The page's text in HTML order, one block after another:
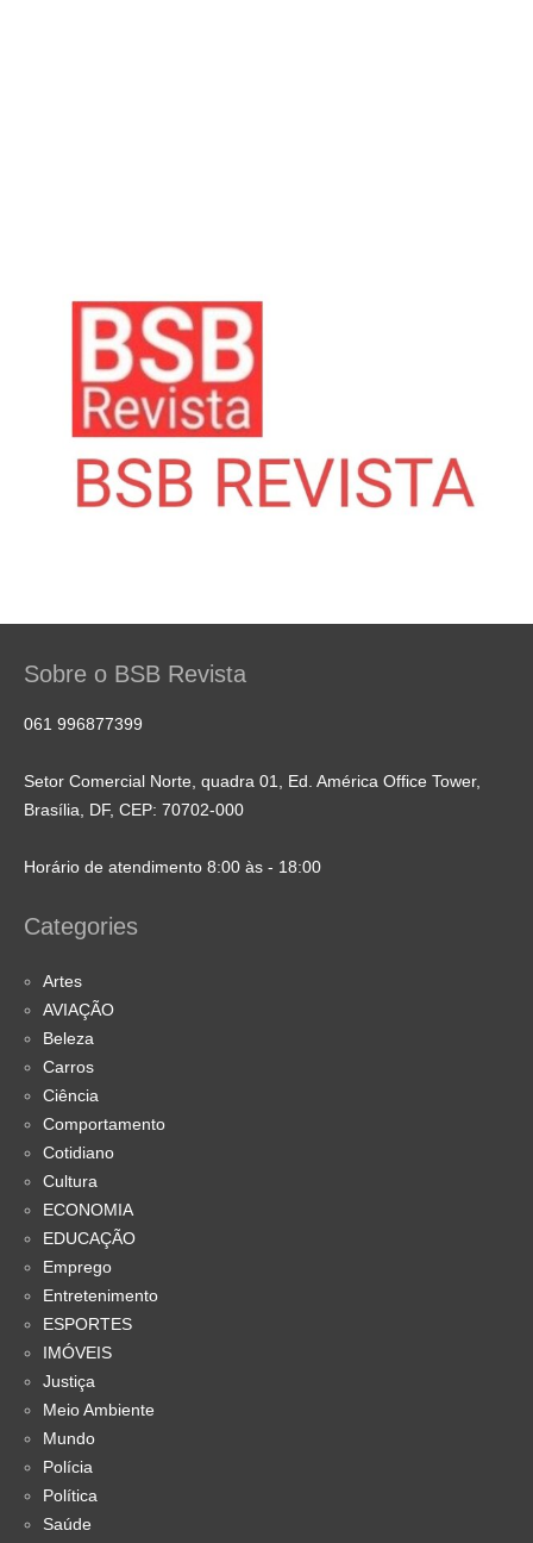
Sobre o BSB Revista
061 996877399
Setor Comercial Norte, quadra 01, Ed. América Office Tower,
Brasília, DF, CEP: 70702-000
Horário de atendimento 8:00 às - 18:00
Categories
Artes
AVIAÇÃO
Beleza
Carros
Ciência
Comportamento
Cotidiano
Cultura
ECONOMIA
EDUCAÇÃO
Emprego
Entretenimento
ESPORTES
IMÓVEIS
Justiça
Meio Ambiente
Mundo
Polícia
Política
Saúde